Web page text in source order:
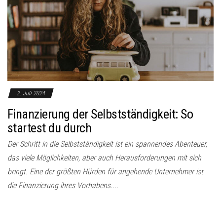
2. Juli 2024
Finanzierung der Selbstständigkeit: So
startest du durch
Der Schritt in die Selbstständigkeit ist ein spannendes Abenteuer,
das viele Möglichkeiten, aber auch Herausforderungen mit sich
bringt. Eine der größten Hürden für angehende Unternehmer ist
die Finanzierung ihres Vorhabens....